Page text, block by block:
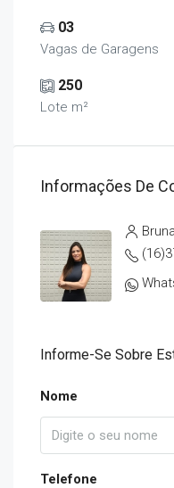
03
Vagas de Garagens
250
Lote m²
Informações De
Informe-Se Sobre
Nome
Telefone